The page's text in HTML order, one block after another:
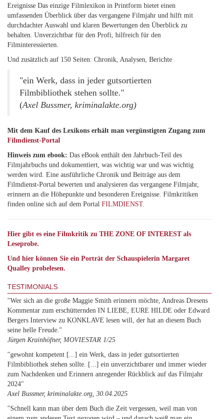
Ereignisse Das einzige Filmlexikon in Printform bietet einen
umfassenden Überblick über das vergangene Filmjahr und hilft mit
durchdachter Auswahl und klaren Bewertungen den Überblick zu
behalten. Unverzichtbar für den Profi, hilfreich für den
Filminteressierten.
Und zusätzlich auf 150 Seiten: Chronik, Analysen, Berichte
"ein Werk, dass in jeder gutsortierten
Filmbibliothek stehen sollte."
(Axel Bussmer, kriminalakte.org)
Mit dem Kauf des Lexikons erhält man vergünstigten Zugang zum
Filmdienst-Portal
Hinweis zum ebook: Das eBook enthält den Jahrbuch-Teil des
Filmjahrbuchs und dokumentiert, was wichtig war und was wichtig
werden wird. Eine ausführliche Chronik und Beiträge aus dem
Filmdienst-Portal bewerten und analysieren das vergangene Filmjahr,
erinnern an die Höhepunkte und besonderen Ereignisse. Filmkritiken
finden online sich auf dem Portal FILMDIENST.
Hier gibt es eine Filmkritik zu THE ZONE OF INTEREST als
Leseprobe.
Und hier können Sie ein Porträt der Schauspielerin Margaret
Qualley probelesen.
TESTIMONIALS
"Wer sich an die große Maggie Smith erinnern möchte, Andreas Dresens
Kommentar zum erschütternden IN LIEBE, EURE HILDE oder Edward
Bergers Interview zu KONKLAVE lesen will, der hat an diesem Buch
seine helle Freude."
Jürgen Krainhöfner, MOVIESTAR 1/25
"gewohnt kompetent [...] ein Werk, dass in jeder gutsortierten
Filmbibliothek stehen sollte. [...] ein unverzichtbarer und immer wieder
zum Nachdenken und Erinnern anregender Rückblick auf das Filmjahr
2024"
Axel Bussmer, kriminalakte.org, 30.04.2025
"Schnell kann man über dem Buch die Zeit vergessen, weil man von